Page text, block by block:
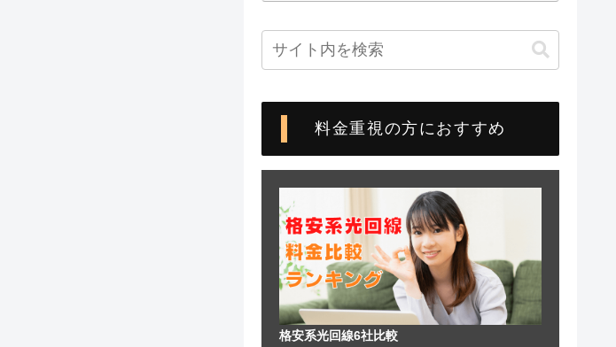
料金重視の方におすすめ
格安系光回線6社比較